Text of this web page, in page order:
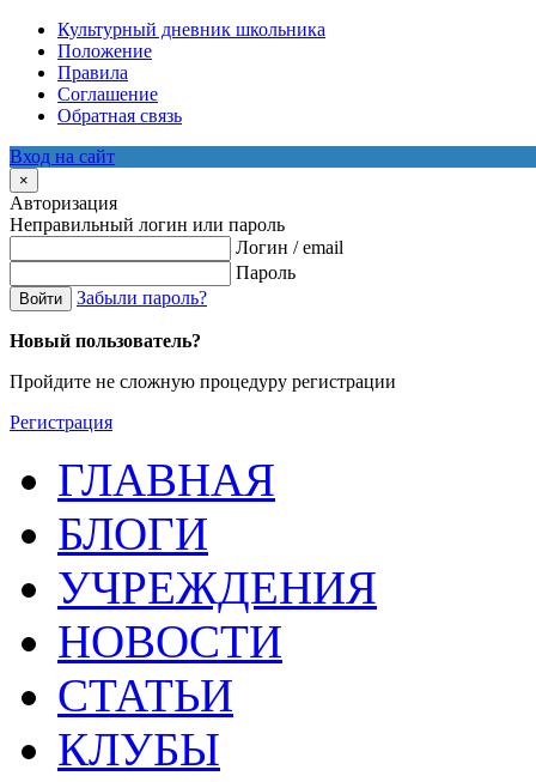
Культурный дневник школьника
Положение
Правила
Соглашение
Обратная связь
Вход на сайт
×
Авторизация
Неправильный логин или пароль
Логин / email
Пароль
Войти Забыли пароль?
Новый пользователь?
Пройдите не сложную процедуру регистрации
Регистрация
ГЛАВНАЯ
БЛОГИ
УЧРЕЖДЕНИЯ
НОВОСТИ
СТАТЬИ
КЛУБЫ